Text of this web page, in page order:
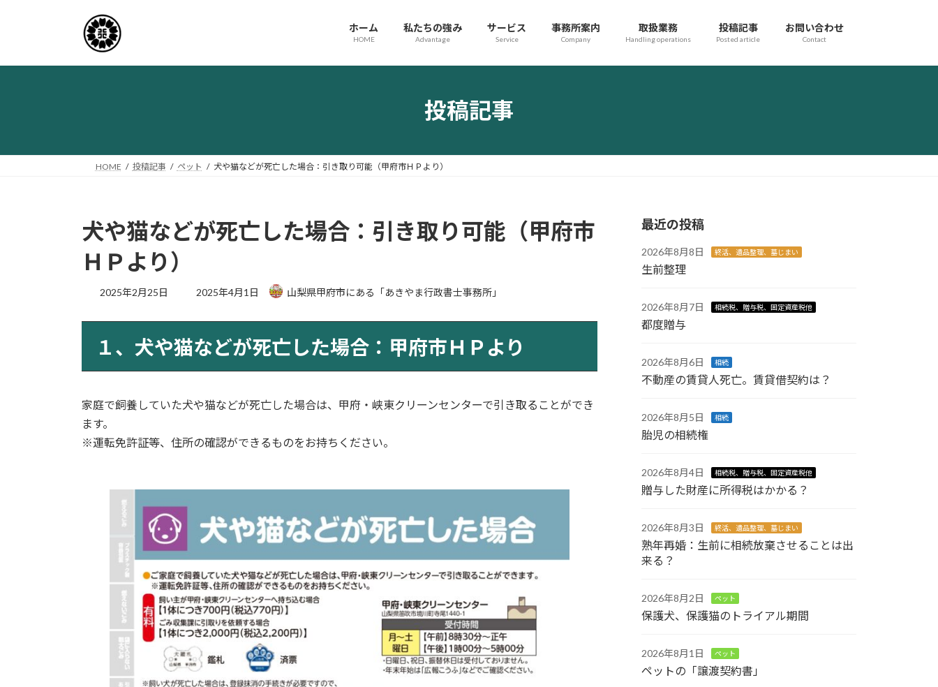
プ
動
ホーム
HOME
私たちの強み
Advantage
サービス
Service
事務所案内
Company
取扱業務
Handling operations
投稿記事
Posted article
お問い合わせ
Contact
投稿記事
HOME 投稿記事 ペット 犬や猫などが死亡した場合：引き取り可能（甲府市ＨＰより）
犬や猫などが死亡した場合：引き取り可能（甲府市
ＨＰより）
2025年2月25日
最
日
時
:
2025年4月1日 山梨県甲府市にある「あきやま行政書士事務所」
１、犬や猫などが死亡した場合：甲府市ＨＰより
家庭で飼養していた犬や猫などが死亡した場合は、甲府・峡東クリーンセンターで引き取ることができ
ます。
※運転免許証等、住所の確認ができるものをお持ちください。
最近の投稿
2026年8月8日 終活、遺品整理、墓じまい
生前整理
2026年8月7日 相続税、贈与税、固定資産税他
都度贈与
2026年8月6日 相続
不動産の賃貸人死亡。賃貸借契約は？
2026年8月5日 相続
胎児の相続権
2026年8月4日 相続税、贈与税、固定資産税他
贈与した財産に所得税はかかる？
2026年8月3日 終活、遺品整理、墓じまい
熟年再婚：生前に相続放棄させることは出
来る？
2026年8月2日 ペット
保護犬、保護猫のトライアル期間
2026年8月1日 ペット
ペットの「譲渡契約書」